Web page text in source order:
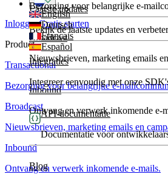
Bezorging voor belangrijke e-
Broadcast
Nieuwsbrieven, marketing emails
Inbound
Ontvang en verwerk inkomende e-
Laatste updates
Bekijk de laatste updates en
Integraties
Integreer eenvoudig met onze
API-documentatie
Documentatie voor
Blog
English
Deutsch
Français
Español
InloggenGratis starten
Product
Transactional
Bezorging voor belangrijke e-
Broadcast
Nieuwsbrieven, marketing emails en
Inbound
Ontvang en verwerk inkomende e-mails.